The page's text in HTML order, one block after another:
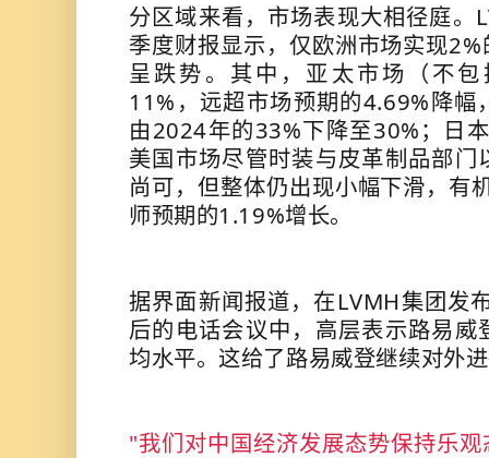
分区域来看，市场表现大相径庭
季度财报显示，仅欧洲市场实现
呈跌势。其中，亚太市场（不
11%，远超市场预期的4.69%降幅
由2024年的33%下降至30%；日
美国市场尽管时装与皮革制品部
尚可，但整体仍出现小幅下滑，有
师预期的1.19%增长。
据界面新闻报道，在LVMH集团发
后的电话会议中，高层表示路易
均水平。这给了路易威登继续对外
"我们对中国经济发展态势保持乐